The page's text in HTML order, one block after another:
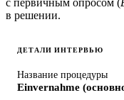
в решении.
ДЕТАЛИ ИНТЕРВЬЮ
Название процедуры
Einvernahme